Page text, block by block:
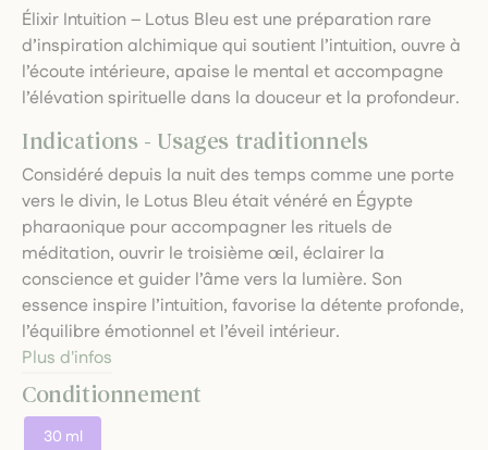
Élixir Intuition – Lotus Bleu est une préparation rare
d’inspiration alchimique qui soutient l’intuition, ouvre à
l’écoute intérieure, apaise le mental et accompagne
l’élévation spirituelle dans la douceur et la profondeur.
Indications - Usages traditionnels
Considéré depuis la nuit des temps comme une porte
vers le divin, le Lotus Bleu était vénéré en Égypte
pharaonique pour accompagner les rituels de
méditation, ouvrir le troisième œil, éclairer la
conscience et guider l’âme vers la lumière. Son
essence inspire l’intuition, favorise la détente profonde,
l’équilibre émotionnel et l’éveil intérieur.
Plus d'infos
Conditionnement
30 ml